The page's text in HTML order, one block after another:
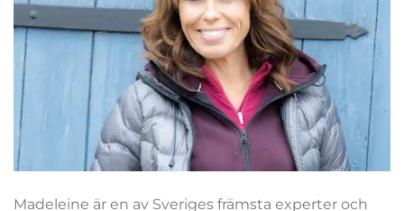
Madeleine är en av Sveriges främsta experter och